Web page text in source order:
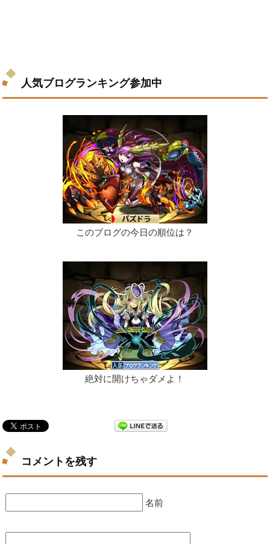
人気ブログランキング参加中
このブログの今日の順位は？
絶対に開けちゃダメよ！
コメントを残す
名前